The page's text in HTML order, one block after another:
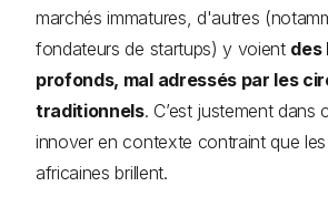
marchés immatures, d'autres
fondateurs de startups) y voient des
profonds, mal adressés par les
traditionnels. C’est justement dans
innover en contexte contraint que
africaines brillent.